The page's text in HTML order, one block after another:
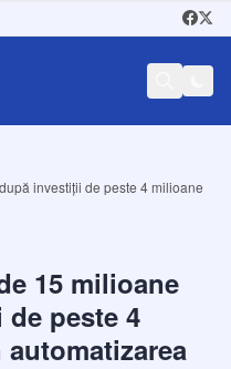
investiții de peste 4 milioane
15 milioane
peste 4